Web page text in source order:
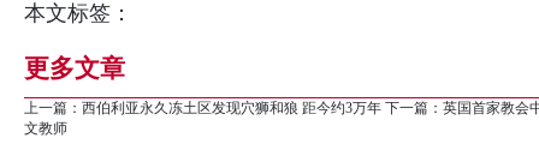
本文标签：
更多文章
上一篇： 西伯利亚永久冻土区发现穴狮和狼 距今约3万年 下一篇： 英国首家教会
文教师